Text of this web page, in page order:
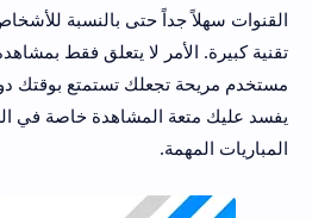
القنوات سهلاً جداً حتى بالنسبة
تقنية كبيرة. الأمر لا يتعلق فقط
مستخدم مريحة تجعلك تستمتع بوقتك
يفسد عليك متعة المشاهدة خاصة في
المباريات المهمة.